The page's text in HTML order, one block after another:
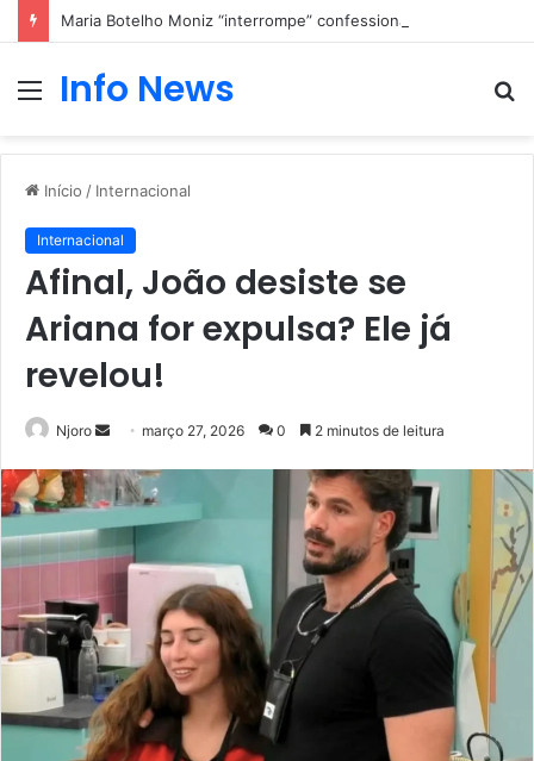
Maria Botelho Moniz “interrompe” confessionário
Menu
Info News
Início / Internacional
Internacional
Afinal, João desiste se
Ariana for expulsa? Ele já
revelou!
Njoro
Mande
e-
mail
março 27, 2026 0 2 minutos de leitura